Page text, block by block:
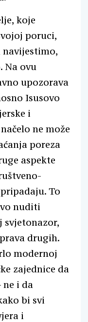
koje
poruci,
navijestimo,
Na ovu
upozorava
Isusovo
i
ne može
poreza
aspekte
To
nuditi
svjetonazor,
drugih.
modernoj
zajednice da
ne i da
bi svi
i